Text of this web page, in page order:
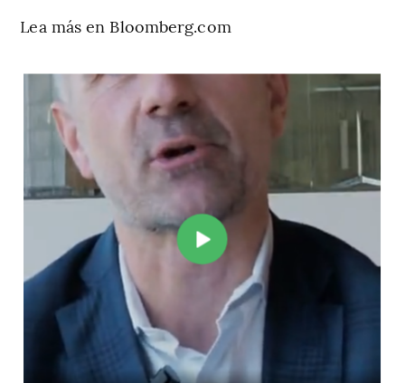
Lea más en Bloomberg.com